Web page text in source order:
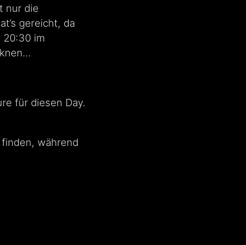
nur die
gereicht, da
20:30 im
für diesen Day.
finden, während